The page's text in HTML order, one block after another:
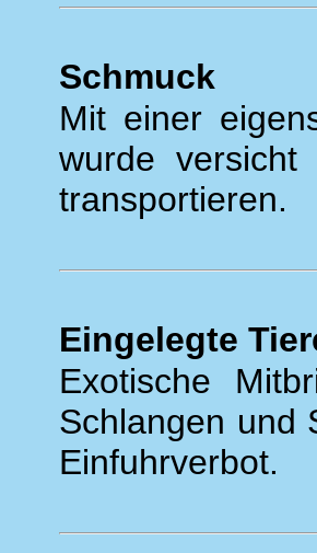
Schmuck
Mit einer
wurde
transportieren.
Eingelegte
Exotische
Schlangen und
Einfuhrverbot.